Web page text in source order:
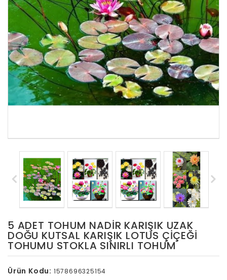
5 ADET TOHUM NADIR KARIŞIK UZAK
DOĞU KUTSAL KARIŞIK LOTUS ÇIÇEĞI
TOHUMU STOKLA SINIRLI TOHUM
Ürün Kodu: 1578696325154